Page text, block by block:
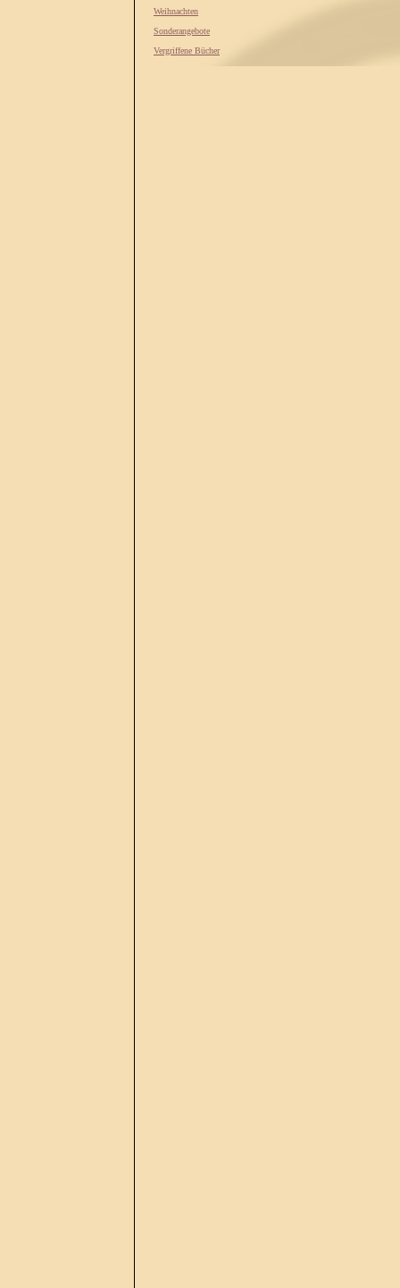
Weihnachten
Sonderangebote
Vergriffene Bücher